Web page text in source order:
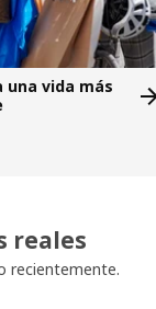
una vida más
reales
recientemente.